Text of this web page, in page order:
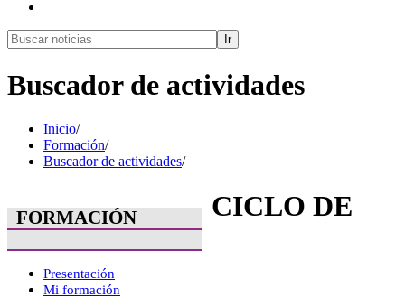
Ir
Buscador de actividades
Inicio/
Formación/
Buscador de actividades/
FORMACIÓN
Presentación
Mi formación
CICLO DE